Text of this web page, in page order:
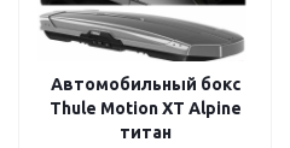
Автомобильный бокс
Thule Motion XT Alpine
титан